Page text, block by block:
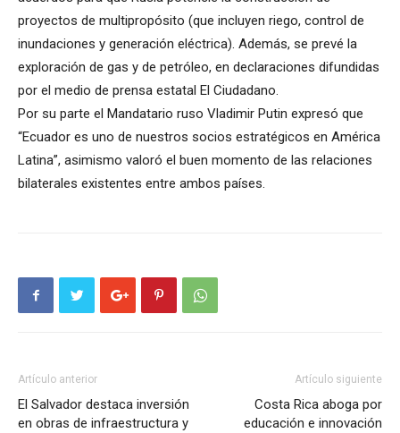
proyectos de multipropósito (que incluyen riego, control de
inundaciones y generación eléctrica). Además, se prevé la
exploración de gas y de petróleo, en declaraciones difundidas
por el medio de prensa estatal El Ciudadano.
Por su parte el Mandatario ruso Vladimir Putin expresó que
“Ecuador es uno de nuestros socios estratégicos en América
Latina”, asimismo valoró el buen momento de las relaciones
bilaterales existentes entre ambos países.
Artículo anterior
El Salvador destaca inversión
en obras de infraestructura y
Artículo siguiente
Costa Rica aboga por
educación e innovación